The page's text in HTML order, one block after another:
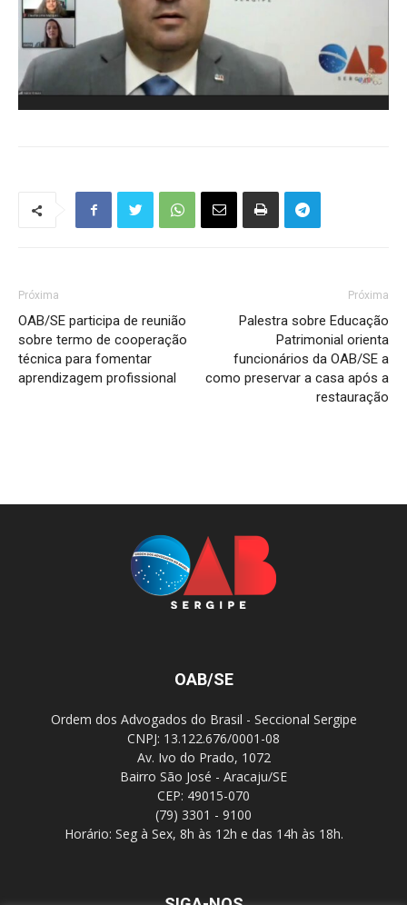
Próxima
OAB/SE participa de reunião
sobre termo de cooperação
técnica para fomentar
aprendizagem profissional
Próxima
Palestra sobre Educação
Patrimonial orienta
funcionários da OAB/SE a
como preservar a casa após a
restauração
OAB/SE
Ordem dos Advogados do Brasil - Seccional Sergipe
CNPJ: 13.122.676/0001-08
Av. Ivo do Prado, 1072
Bairro São José - Aracaju/SE
CEP: 49015-070
(79) 3301 - 9100
Horário: Seg à Sex, 8h às 12h e das 14h às 18h.